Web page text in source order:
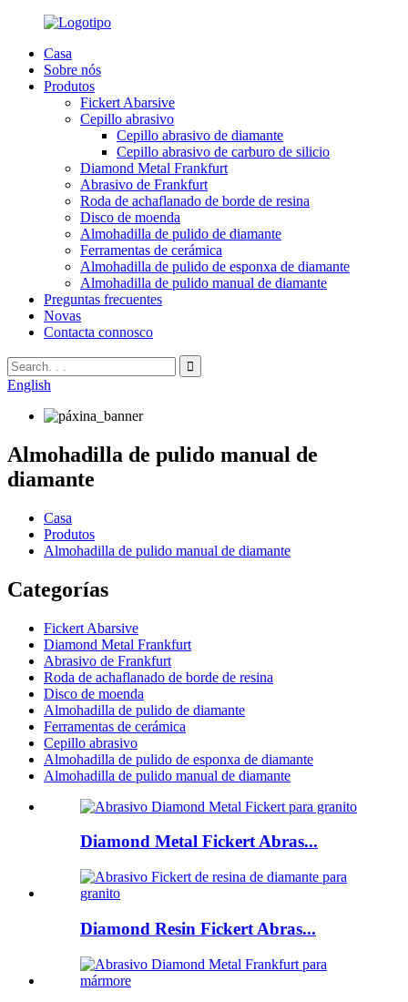
Casa
Sobre nós
Produtos
Fickert Abarsive
Cepillo abrasivo
Cepillo abrasivo de diamante
Cepillo abrasivo de carburo de silicio
Diamond Metal Frankfurt
Abrasivo de Frankfurt
Roda de achaflanado de borde de resina
Disco de moenda
Almohadilla de pulido de diamante
Ferramentas de cerámica
Almohadilla de pulido de esponxa de diamante
Almohadilla de pulido manual de diamante
Preguntas frecuentes
Novas
Contacta connosco
English
Almohadilla de pulido manual de
diamante
Casa
Produtos
Almohadilla de pulido manual de diamante
Categorías
Fickert Abarsive
Diamond Metal Frankfurt
Abrasivo de Frankfurt
Roda de achaflanado de borde de resina
Disco de moenda
Almohadilla de pulido de diamante
Ferramentas de cerámica
Cepillo abrasivo
Almohadilla de pulido de esponxa de diamante
Almohadilla de pulido manual de diamante
Diamond Metal Fickert Abras...
Diamond Resin Fickert Abras...